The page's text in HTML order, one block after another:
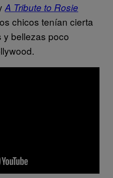
A Tribute to Rosie
chicos tenían cierta
y bellezas poco